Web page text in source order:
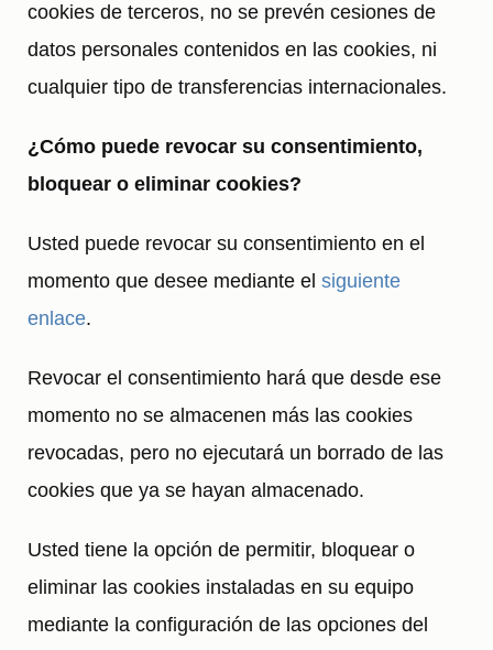
cookies de terceros, no se prevén cesiones de
datos personales contenidos en las cookies, ni
cualquier tipo de transferencias internacionales.
¿Cómo puede revocar su consentimiento,
bloquear o eliminar cookies?
Usted puede revocar su consentimiento en el
momento que desee mediante elsiguiente
enlace.
Revocar el consentimiento hará que desde ese
momento no se almacenen más las cookies
revocadas, pero no ejecutará un borrado de las
cookies que ya se hayan almacenado.
Usted tiene la opción de permitir, bloquear o
eliminar las cookies instaladas en su equipo
mediante la configuración de las opciones del